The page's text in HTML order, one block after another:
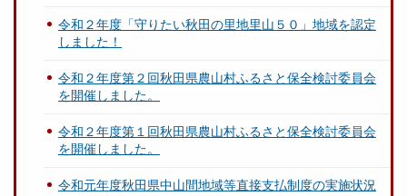
令和２年度「守りたい秋田の里地里山５０」地域を認定
しました！
令和２年度第２回秋田県農山村ふるさと保全検討委員会
を開催しました。
令和２年度第１回秋田県農山村ふるさと保全検討委員会
を開催しました。
令和元年度秋田県中山間地域等直接支払制度の実施状況